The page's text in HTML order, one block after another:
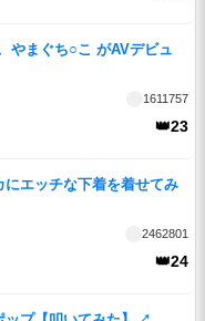
やまぐち○こ がAVデビュ
1611757
👑23
にエッチな下着を着せてみ
2462801
👑24